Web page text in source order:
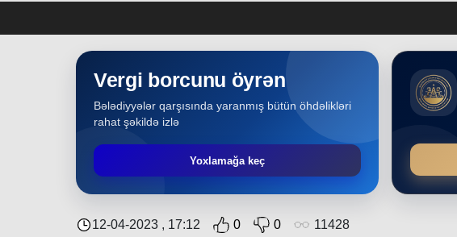
Vergi borcunu öyrən
Bələdiyyələr qarşısında yaranmış bütün öhdəlikləri
rahat şəkildə izlə
Yoxlamağa keç
12-04-2023 , 17:12 0 0 11428
Region 30-07-2026
: “Rayon ərazisində həyata
keçirilən layihələrə Nəsimi bələdiyyəsi də öz